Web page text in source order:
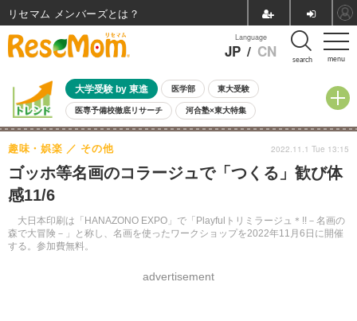
menu
Language
JP / CN search
大学受験 by 東進 医学部 東大受験
医専予備校徹底リサーチ 河合塾×東大特集
親子で考える大学選び 高校受験 中学受験 小学校受験
共通テスト 夏休み
8月開催イベント・WS 全国公立高校 過去問 人気記事
自由研究教材（小学生向け）
ゴッホ等名画のコラージュで「つくる」歓び体
感11/6
大日本印刷は「HANAZONO EXPO」で「Playfulトリミラージュ＊!!－名画の
森で大冒険－」と称し、名画を使ったワークショップを2022年11月6日に開催
する。参加費無料。
趣味・娯楽 その他
advertisement
2022.11.1 Tue 13:15
リセマム メンバーズ